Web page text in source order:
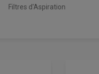
Filtres d'Aspiration